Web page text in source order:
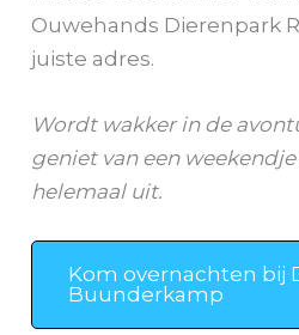
Ouwehands Dierenpark
juiste adres.
Wordt wakker in de
geniet van een
helemaal uit.
Kom overnachten bij
Buunderkamp